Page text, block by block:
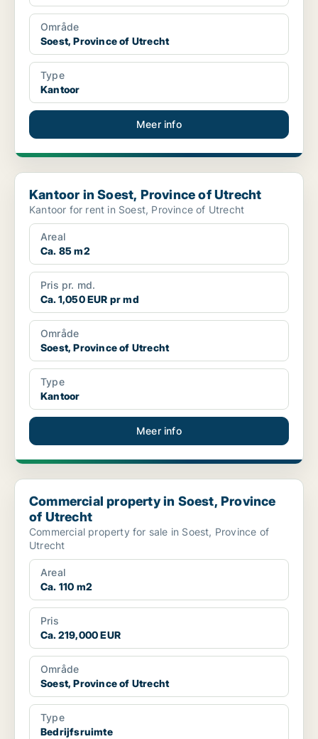
Område
Soest, Province of Utrecht
Type
Kantoor
Meer info
Kantoor in Soest, Province of Utrecht
Kantoor in Soest, Province of Utrecht
Kantoor for rent in Soest, Province of Utrecht
Areal
Ca. 85 m2
Pris pr. md.
Ca. 1,050 EUR pr md
Område
Soest, Province of Utrecht
Type
Kantoor
Meer info
Commercial property in Soest, Province of Utrecht
Commercial property in Soest, Province
of Utrecht
Commercial property for sale in Soest, Province of
Utrecht
Areal
Ca. 110 m2
Pris
Ca. 219,000 EUR
Område
Soest, Province of Utrecht
Type
Bedrijfsruimte